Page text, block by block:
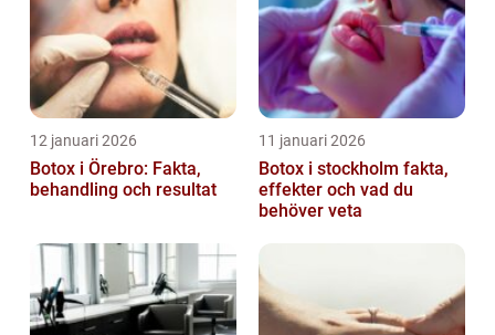
12 januari 2026
Botox i Örebro: Fakta,
behandling och resultat
11 januari 2026
Botox i stockholm fakta,
effekter och vad du
behöver veta